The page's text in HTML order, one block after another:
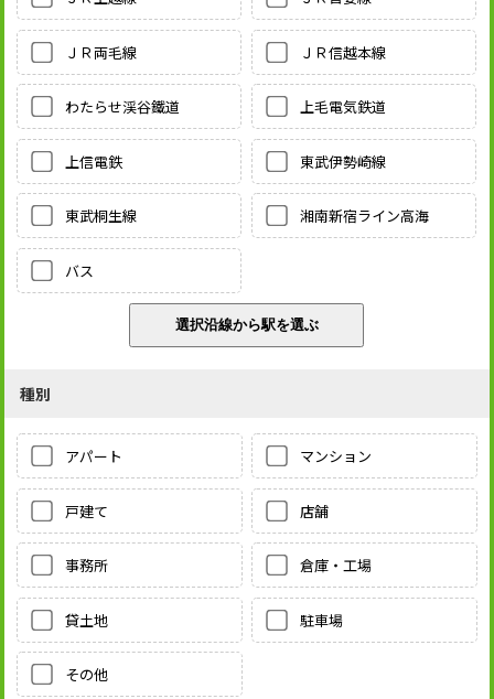
ＪＲ両毛線 ＪＲ信越本線
わたらせ渓谷鐵道 上毛電気鉄道
上信電鉄 東武伊勢崎線
東武桐生線 湘南新宿ライン高海
バス
種別
アパート マンション
戸建て 店舗
事務所 倉庫・工場
貸土地 駐車場
その他